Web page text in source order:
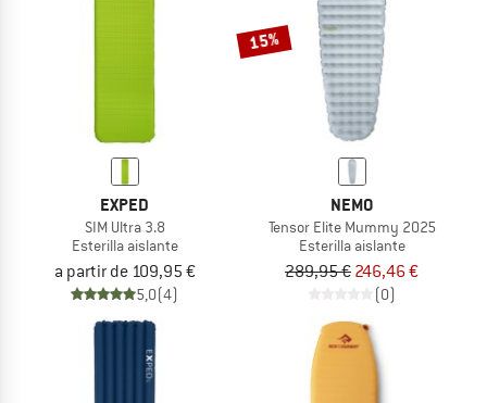
EXPED
SIM Ultra 3.8
Esterilla aislante
a partir de 109,95 €
5,0(4)
15%
NEMO
Tensor Elite Mummy 2025
Esterilla aislante
289,95 € 246,46 €
(0)